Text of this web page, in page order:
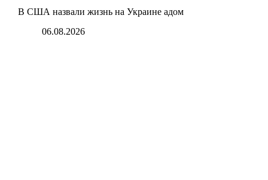
В США назвали жизнь на Украине адом
06.08.2026